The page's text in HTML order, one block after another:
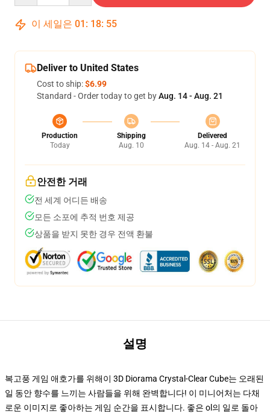
이 세일은 01 : 18: 54
Deliver to United States
Cost to ship:$6.99
Standard - Order today to get byAug. 14 - Aug. 21
Production
Today
Shipping
Aug. 10
Delivered
Aug. 14 - Aug. 21
안전한 거래
전 세계 어디든 배송
모든 소포에 추적 번호 제공
상품을 받지 못한 경우 전액 환불
설명
복고풍 게임 애호가를 위해이 3D Diorama Crystal-Clear Cube는 오래된
일 동안 향수를 느끼는 사람들을 위해 완벽합니다! 이 미니어처는 다채
로운 이미지로 좋아하는 게임 순간을 표시합니다. 좋은 ol의 일로 돌아